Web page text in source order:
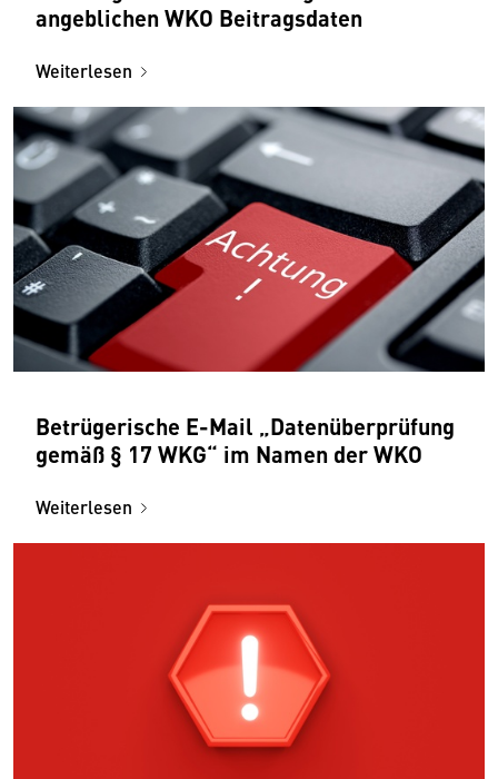
angeblichen WKO Beitragsdaten
Weiterlesen
Betrügerische E-Mail „Datenüberprüfung
gemäß § 17 WKG“ im Namen der WKO
Weiterlesen